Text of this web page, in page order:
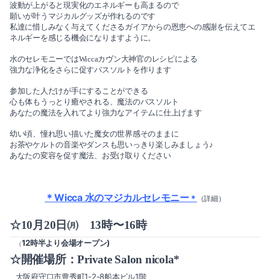
2020-09（2）
2020-08（3）
2020-07（2）
2020-06（2）
2020-03（3）
2020-01（1）
2019-12（3）
2019-11（1）
2021-04（2）
2021-03（2）
2021-02（1）
2021-01（2）
2020-11（3）
2020-10（1）
2020-08（3）
2020-07（2）
波動が上がると現実化のエネルギーも高まるので
願いが叶うマジカルグッズが作れるのです
私達に惜しみなく与えてくださるガイアからの恩恵への感謝を伝えてエ
ネルギーを感じる機会になりますように。
水のセレモニーではWiccaカヴン大神官のレシピによる
強力な浄化をさらに促すバスソルトを作ります
参加した人だけが手にすることができる
心も体もうっとり癒やされる、魔法のバスソルト
あなたの魔法を入れてより強力なアイテムに仕上げます
幼い頃、憧れ思い描いた魔女の世界感そのままに
お茶やケルトの音楽やダンスも思いっきり楽しみましょう♪
あなたの変容を促す魔法、お受け取りください
＊Wicca 水のマジカルセレモニー＊ （詳細）
☆10月20日㈪ 13時〜16時
（12時半より会場オープン)
☆開催場所：Private Salon nicola*
大阪府守口市豊秀町1-2-8船本ビル1階